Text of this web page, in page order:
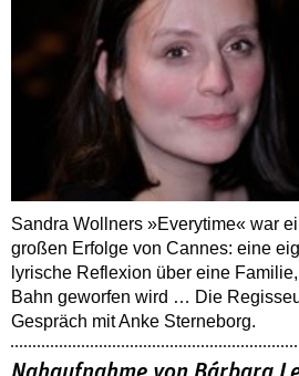
Sandra Wollners »Everytime« war
großen Erfolge von Cannes: eine
lyrische Reflexion über eine
Bahn geworfen wird … Die
Gespräch mit Anke Sterneborg.